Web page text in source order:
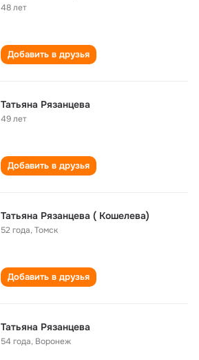
48 лет
Добавить в друзья
Татьяна Рязанцева
49 лет
Добавить в друзья
Татьяна Рязанцева ( Кошелева)
52 года,Томск
Добавить в друзья
Татьяна Рязанцева
54 года, Воронеж